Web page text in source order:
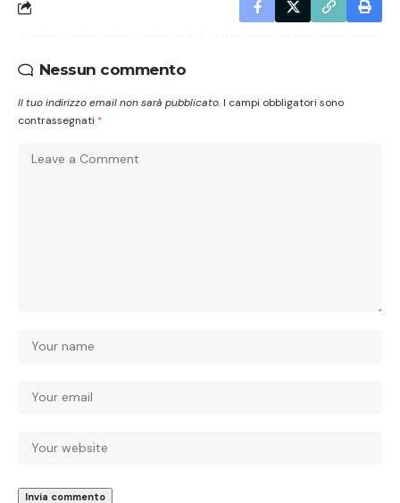
Nessun commento
Il tuo indirizzo email non sarà pubblicato. I campi obbligatori sono
contrassegnati *